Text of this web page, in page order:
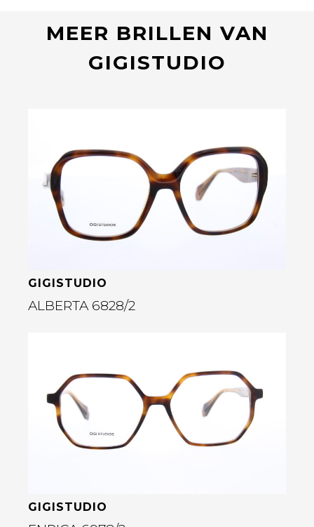
MEER BRILLEN VAN
GIGISTUDIO
Bekijk deze bril
GIGISTUDIO
ALBERTA 6828/2
GIGISTUDIO